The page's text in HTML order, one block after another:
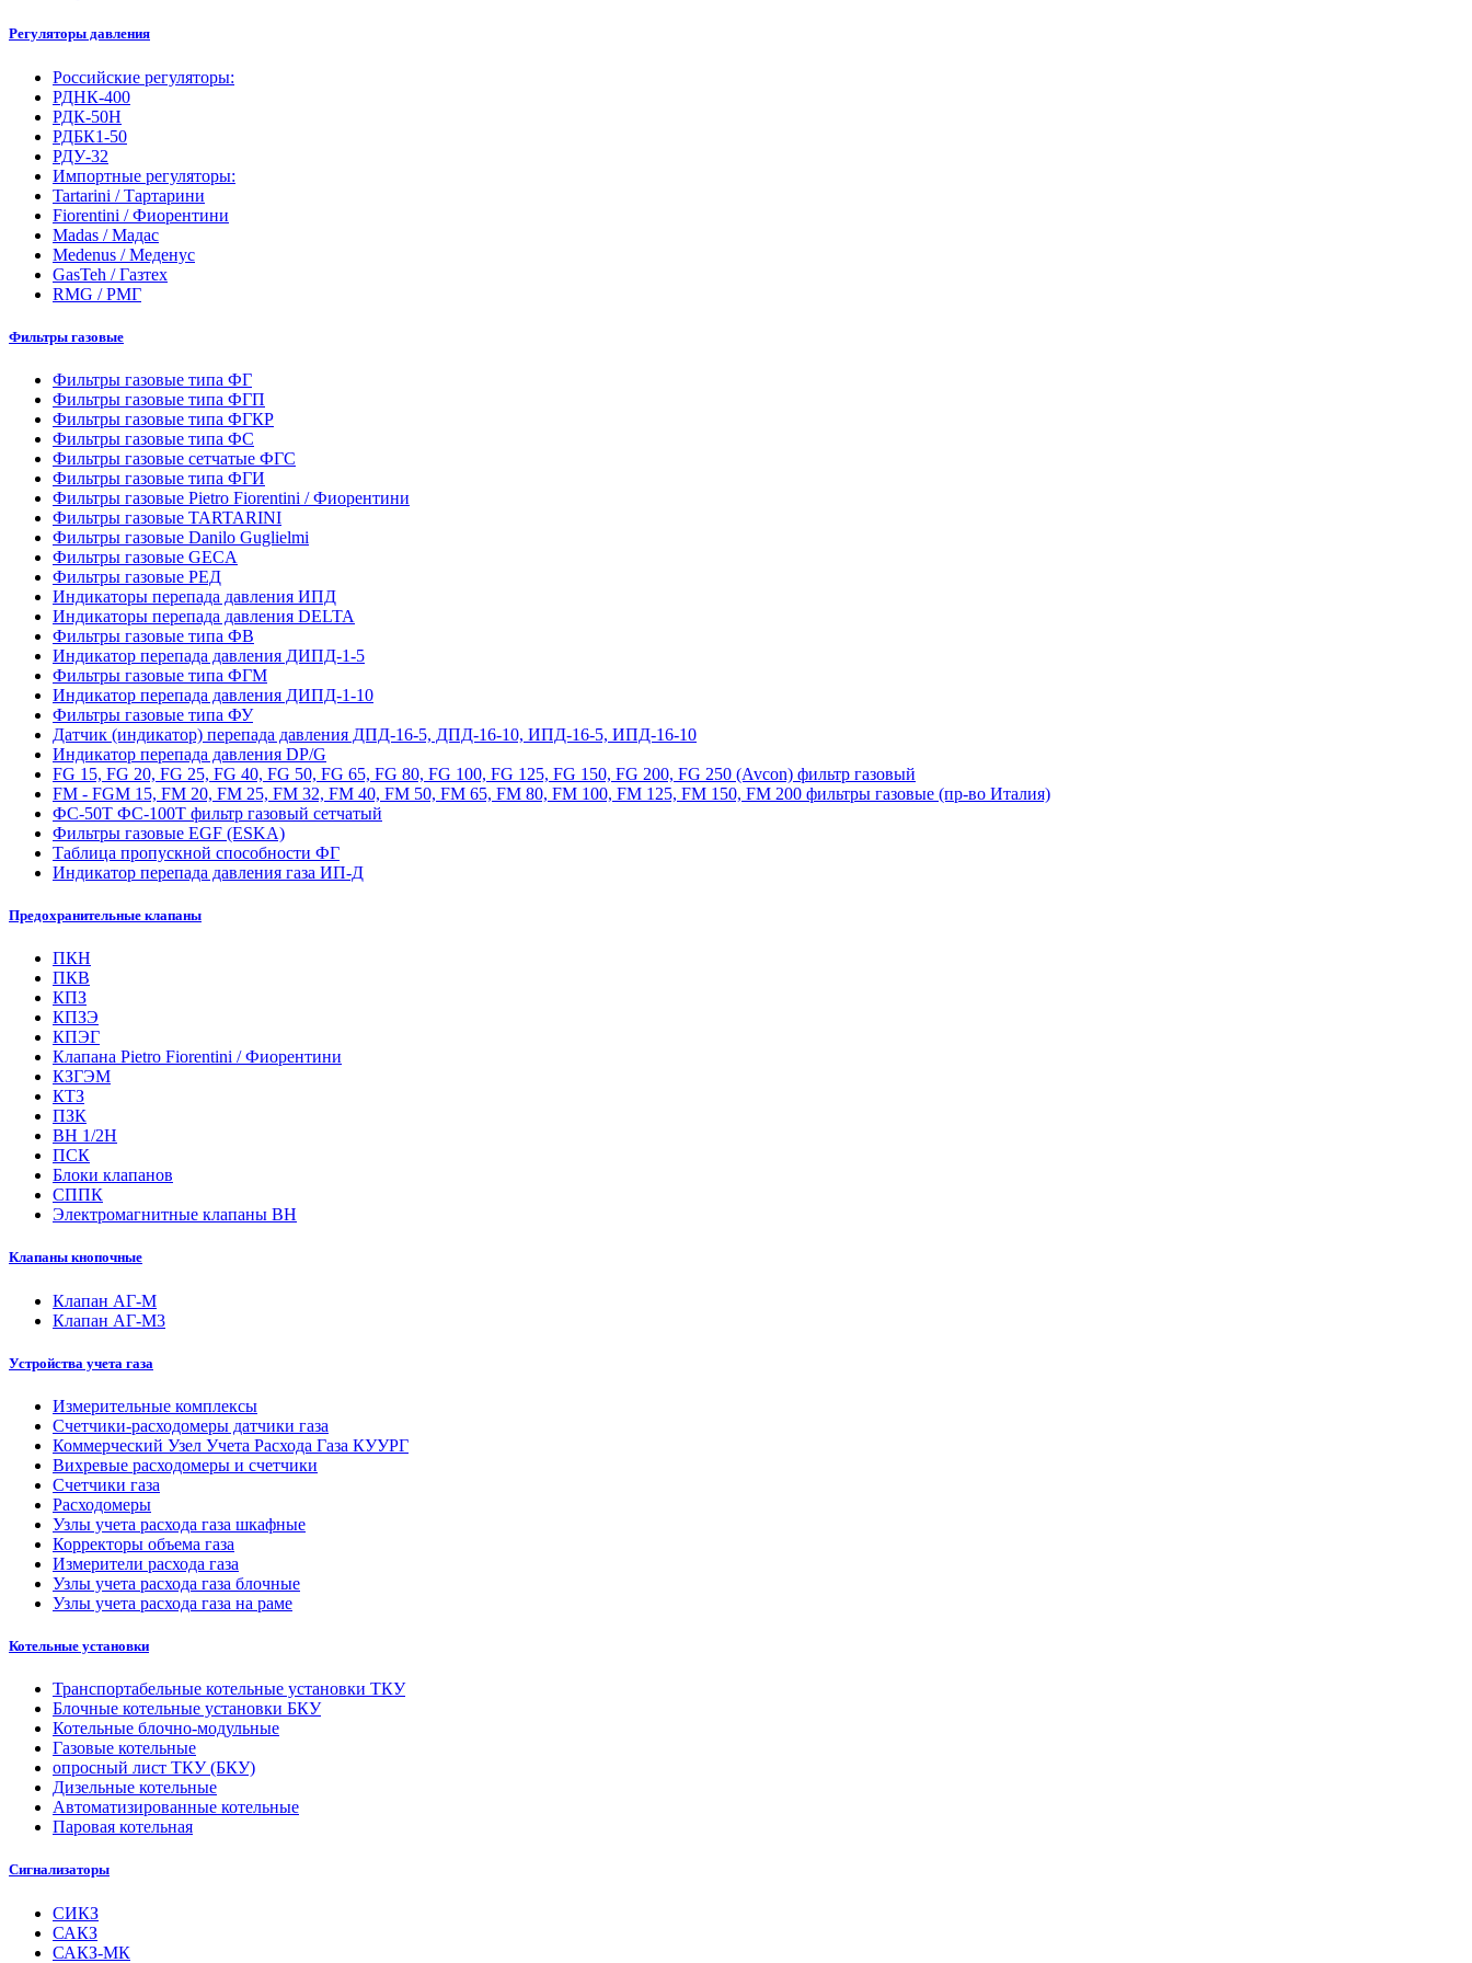
Регуляторы давления
Российские регуляторы:
РДНК-400
РДК-50Н
РДБК1-50
РДУ-32
Импортные регуляторы:
Tartarini / Тартарини
Fiorentini / Фиорентини
Madas / Мадас
Medenus / Меденус
GasTeh / Газтех
RMG / РМГ
Фильтры газовые
Фильтры газовые типа ФГ
Фильтры газовые типа ФГП
Фильтры газовые типа ФГКР
Фильтры газовые типа ФС
Фильтры газовые сетчатые ФГС
Фильтры газовые типа ФГИ
Фильтры газовые Pietro Fiorentini / Фиорентини
Фильтры газовые TARTARINI
Фильтры газовые Danilo Guglielmi
Фильтры газовые GECA
Фильтры газовые РЕД
Индикаторы перепада давления ИПД
Индикаторы перепада давления DELTA
Фильтры газовые типа ФВ
Индикатор перепада давления ДИПД-1-5
Фильтры газовые типа ФГМ
Индикатор перепада давления ДИПД-1-10
Фильтры газовые типа ФУ
Датчик (индикатор) перепада давления ДПД-16-5, ДПД-16-10, ИПД-16-5, ИПД-16-10
Индикатор перепада давления DP/G
FG 15, FG 20, FG 25, FG 40, FG 50, FG 65, FG 80, FG 100, FG 125, FG 150, FG 200, FG 250 (Avcon) фильтр газовый
FM - FGM 15, FM 20, FM 25, FM 32, FM 40, FM 50, FM 65, FM 80, FM 100, FM 125, FM 150, FM 200 фильтры газовые (пр-во Италия)
ФС-50Т ФС-100Т фильтр газовый сетчатый
Фильтры газовые EGF (ESKA)
Таблица пропускной способности ФГ
Индикатор перепада давления газа ИП-Д
Предохранительные клапаны
ПКН
ПКВ
КПЗ
КПЗЭ
КПЭГ
Клапана Pietro Fiorentini / Фиорентини
КЗГЭМ
КТЗ
ПЗК
ВН 1/2Н
ПСК
Блоки клапанов
СППК
Электромагнитные клапаны ВН
Клапаны кнопочные
Клапан АГ-М
Клапан АГ-М3
Устройства учета газа
Измерительные комплексы
Счетчики-расходомеры датчики газа
Коммерческий Узел Учета Расхода Газа КУУРГ
Вихревые расходомеры и счетчики
Счетчики газа
Расходомеры
Узлы учета расхода газа шкафные
Корректоры объема газа
Измерители расхода газа
Узлы учета расхода газа блочные
Узлы учета расхода газа на раме
Котельные установки
Транспортабельные котельные установки ТКУ
Блочные котельные установки БКУ
Котельные блочно-модульные
Газовые котельные
опросный лист ТКУ (БКУ)
Дизельные котельные
Автоматизированные котельные
Паровая котельная
Сигнализаторы
СИКЗ
САКЗ
САКЗ-МК